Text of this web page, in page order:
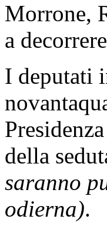
Morrone,
a
I deputati
della
saranno
odierna).